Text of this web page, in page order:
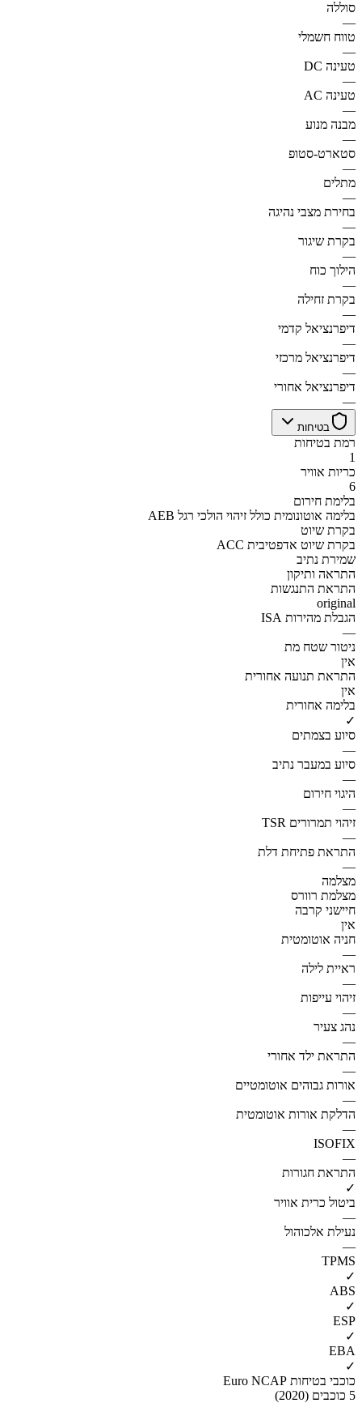
סוללה
—
טווח חשמלי
—
טעינה DC
—
טעינה AC
—
מבנה מנוע
—
סטארט-סטופ
—
מתלים
—
בחירת מצבי נהיגה
—
בקרת שיגור
—
הילוך כוח
—
בקרת זחילה
—
דיפרנציאל קדמי
—
דיפרנציאל מרכזי
—
דיפרנציאל אחורי
—
בטיחות
רמת בטיחות
1
כריות אוויר
6
בלימת חירום
AEB בלימה אוטונומית כולל זיהוי הולכי רגל
בקרת שיוט
ACC בקרת שיוט אדפטיבית
שמירת נתיב
התראה ותיקון
התראת התנגשות
original
הגבלת מהירות ISA
—
ניטור שטח מת
אין
התראת תנועה אחורית
אין
בלימה אחורית
✓
סיוע בצמתים
—
סיוע במעבר נתיב
—
היגוי חירום
—
זיהוי תמרורים TSR
—
התראת פתיחת דלת
—
מצלמה
מצלמת רוורס
חיישני קרבה
אין
חניה אוטומטית
—
ראיית לילה
—
זיהוי עייפות
—
נהג צעיר
—
התראת ילד אחורי
—
אורות גבוהים אוטומטיים
—
הדלקת אורות אוטומטית
—
ISOFIX
—
התראת חגורות
✓
ביטול כרית אוויר
—
נעילת אלכוהול
—
TPMS
✓
ABS
✓
ESP
✓
EBA
✓
כוכבי בטיחות Euro NCAP
5 כוכבים (2020)